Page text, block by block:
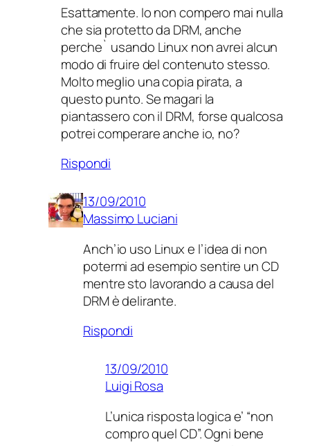
Esattamente. Io non compero mai nulla
che sia protetto da DRM, anche
perche` usando Linux non avrei alcun
modo di fruire del contenuto stesso.
Molto meglio una copia pirata, a
questo punto. Se magari la
piantassero con il DRM, forse qualcosa
potrei comperare anche io, no?
Rispondi
13/09/2010
Massimo Luciani
Anch’io uso Linux e l’idea di non
potermi ad esempio sentire un CD
mentre sto lavorando a causa del
DRM è delirante.
Rispondi
13/09/2010
Luigi Rosa
L’unica risposta logica e’ “non
compro quel CD”. Ogni bene